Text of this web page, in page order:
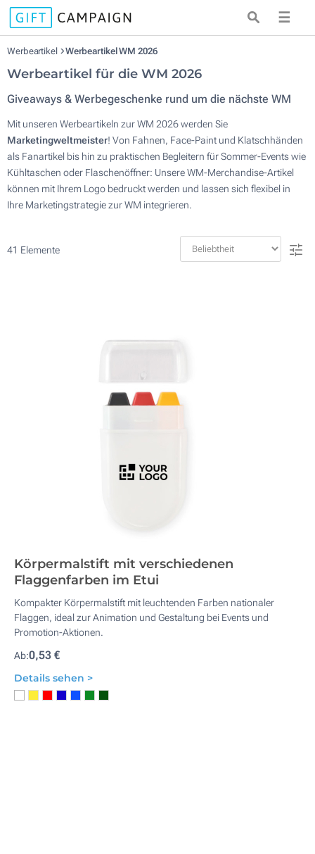
☰
Werbeartikel Werbeartikel WM 2026
Werbeartikel für die WM 2026
Giveaways & Werbegeschenke rund um die nächste WM
Mit unseren Werbeartikeln zur WM 2026 werden Sie
Marketingweltmeister! Von Fahnen, Face-Paint und Klatschhänden
als Fanartikel bis hin zu praktischen Begleitern für Sommer-Events wie
Kühltaschen oder Flaschenöffner: Unsere WM-Merchandise-Artikel
können mit Ihrem Logo bedruckt werden und lassen sich flexibel in
Ihre Marketingstrategie zur WM integrieren.
41 Elemente
Körpermalstift mit verschiedenen
Flaggenfarben im Etui
Kompakter Körpermalstift mit leuchtenden Farben nationaler
Flaggen, ideal zur Animation und Gestaltung bei Events und
Promotion-Aktionen.
Ab:0,53 €
Details sehen >